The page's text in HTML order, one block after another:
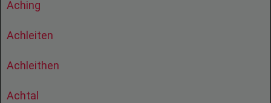
Aching
Achleiten
Achleithen
Achtal